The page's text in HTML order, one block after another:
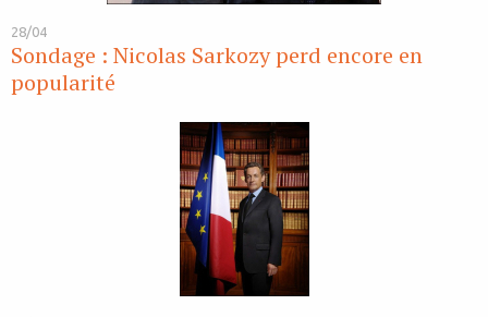
28/04
Sondage : Nicolas Sarkozy perd encore en
popularité